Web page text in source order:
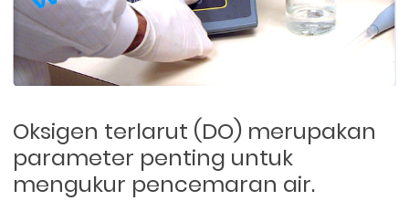
Oksigen terlarut (DO) merupakan
parameter penting untuk
mengukur pencemaran air.